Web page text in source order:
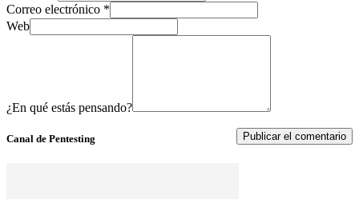
Correo electrónico *
Web
¿En qué estás pensando?
Canal de Pentesting